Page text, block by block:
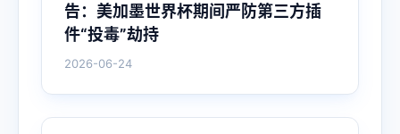
告：美加墨世界杯期间严防第三方插
件“投毒”劫持
2026-06-24